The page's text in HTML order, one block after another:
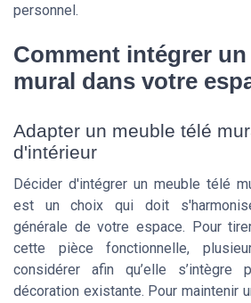
personnel.
Comment intégrer
mural dans votre
Adapter un meuble télé
d'intérieur
Décider d'intégrer un meuble télé
est un choix qui doit
générale de votre espace. Pour
cette pièce fonctionnelle,
considérer afin qu’elle s’intègre
décoration existante. Pour maintenir